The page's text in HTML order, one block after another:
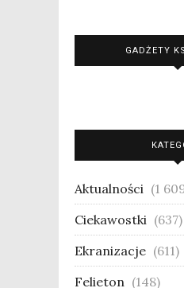
GADŻETY
Aktualności (1
Ciekawostki (637)
Ekranizacje (611)
Felieton (148)